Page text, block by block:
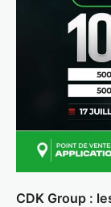
CDK Group :